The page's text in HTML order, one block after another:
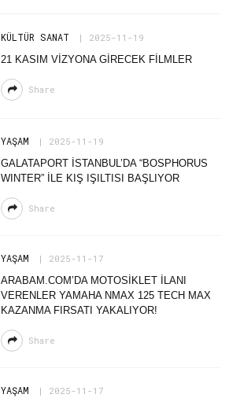
KÜLTÜR SANAT
2025-11-19
21 KASIM VİZYONA GİRECEK FİLMLER
Share
YAŞAM
2025-11-19
GALATAPORT İSTANBUL’DA “BOSPHORUS
WINTER” İLE KIŞ IŞILTISI BAŞLIYOR
Share
YAŞAM
2025-11-17
ARABAM.COM’DA MOTOSIKLET İLANI
VERENLER YAMAHA NMAX 125 TECH MAX
KAZANMA FIRSATI YAKALIYOR!
Share
YAŞAM
2025-11-17